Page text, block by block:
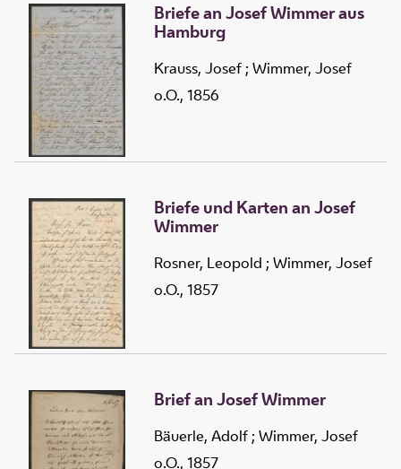
Briefe an Josef Wimmer aus
Hamburg
Krauss, Josef ; Wimmer, Josef
o.O., 1856
Briefe und Karten an Josef
Wimmer
Rosner, Leopold ; Wimmer, Josef
o.O., 1857
Brief an Josef Wimmer
Bäuerle, Adolf ; Wimmer, Josef
o.O., 1857